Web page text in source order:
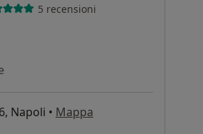
5 recensioni
Napoli • Mappa